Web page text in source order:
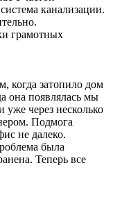
канализации.
грамотных
когда затопило дом
она появлялась мы
через несколько
Подмога
не далеко.
была
Теперь все